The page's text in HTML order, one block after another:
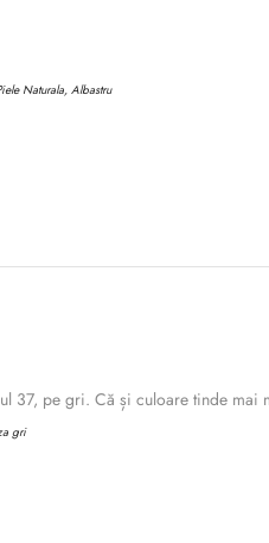
Naturala, Albastru
37, pe gri. Că și culoare tinde
gri